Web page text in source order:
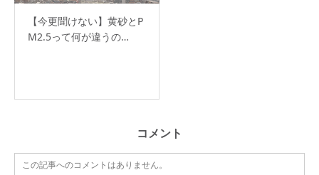
【今更聞けない】黄砂とP
M2.5って何が違うの…
コメント
この記事へのコメントはありません。